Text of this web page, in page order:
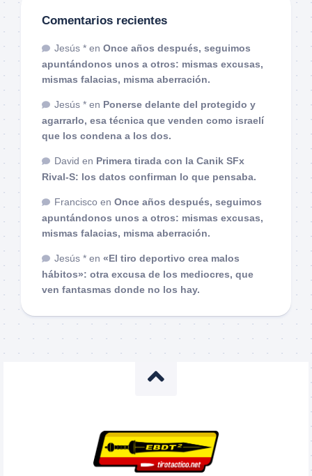
Comentarios recientes
Jesús * en Once años después, seguimos
apuntándonos unos a otros: mismas excusas,
mismas falacias, misma aberración.
Jesús * en Ponerse delante del protegido y
agarrarlo, esa técnica que venden como israelí
que los condena a los dos.
David en Primera tirada con la Canik SFx
Rival-S: los datos confirman lo que pensaba.
Francisco en Once años después, seguimos
apuntándonos unos a otros: mismas excusas,
mismas falacias, misma aberración.
Jesús * en «El tiro deportivo crea malos
hábitos»: otra excusa de los mediocres, que
ven fantasmas donde no los hay.